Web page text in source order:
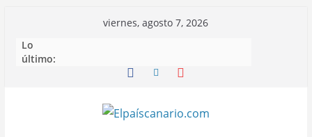
contenido
viernes, agosto 7, 2026
Lo
último: